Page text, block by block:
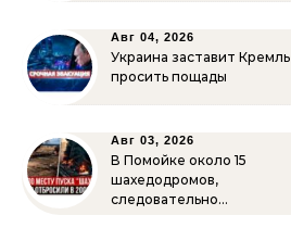
Авг 04, 2026
Украина заставит Кремль
просить пощады
Авг 03, 2026
В Помойке около 15
шахедодромов,
следовательно…